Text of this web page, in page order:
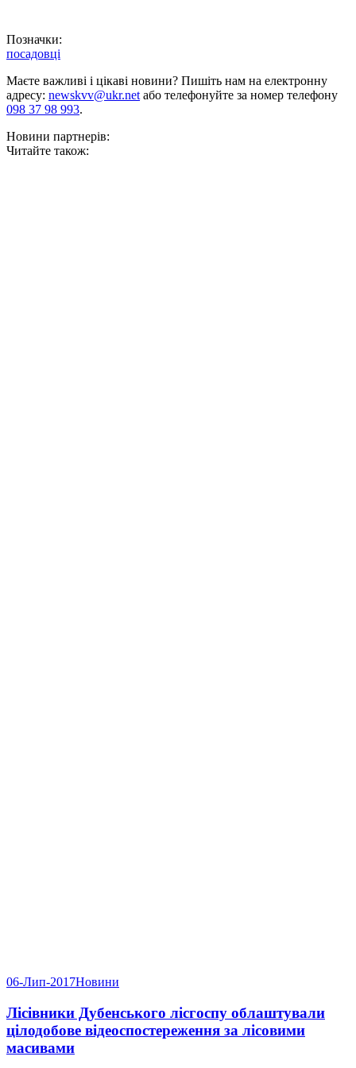
Позначки:
посадовці
Маєте важливі і цікаві новини? Пишіть нам на електронну
адресу: newskvv@ukr.netабо телефонуйте за номер телефону
098 37 98 993.
Новини партнерів:
Читайте також:
06-Лип-2017Новини
Лісівники Дубенського лісгоспу облаштували
цілодобове відеоспостереження за лісовими
масивами